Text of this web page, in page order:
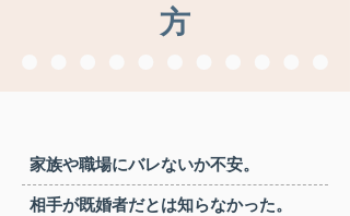
方
家族や職場にバレないか不安。
相手が既婚者だとは知らなかった。